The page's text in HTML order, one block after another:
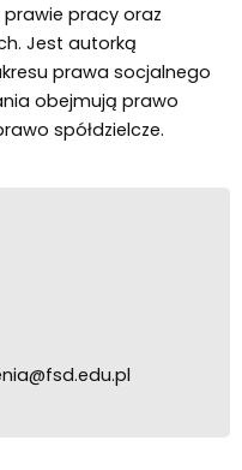
pracy oraz
Jest autorką
prawa socjalnego
obejmują prawo
spółdzielcze.